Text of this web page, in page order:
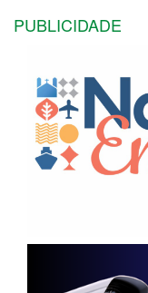
PUBLICIDADE